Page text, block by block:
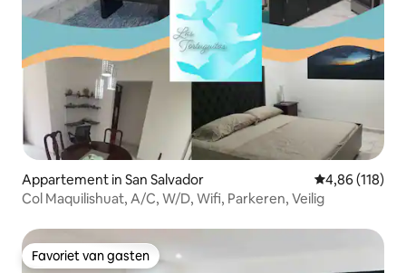
Appartement in San Salvador Gemiddelde
4,86 (118)
Col Maquilishuat, A/C, W/D, Wifi, Parkeren, Veilig
Favoriet van gasten
Favoriet van gasten